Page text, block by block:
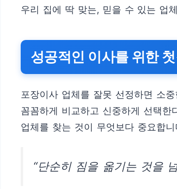
우리 집에 딱 맞는, 믿을 수 있는 업
성공적인 이사를 위한
포장이사 업체를 잘못 선정하면 소
꼼꼼하게 비교하고 신중하게 선택
업체를 찾는 것이 무엇보다 중요합니
“단순히 짐을 옮기는 것을